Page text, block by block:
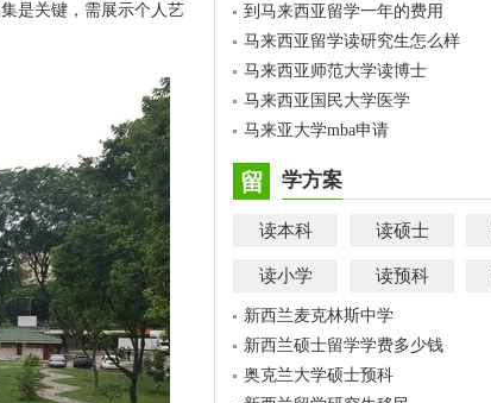
是关键，需展示个人艺
到马来西亚留学一年的费用
马来西亚留学读研究生怎么样
马来西亚师范大学读博士
马来西亚国民大学医学
马来亚大学mba申请
留 学方案
读本科 读硕士
读小学 读预科
新西兰麦克林斯中学
新西兰硕士留学学费多少钱
奥克兰大学硕士预科